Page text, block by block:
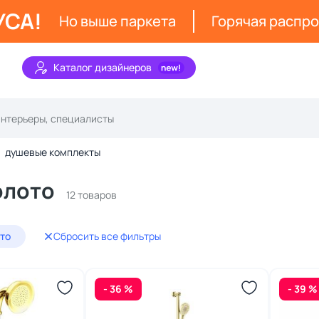
Но выше паркета Горячая
Каталог дизайнеров
душевые комплекты
12 товаров
Сбросить все фильтры
- 36 % - 39 %